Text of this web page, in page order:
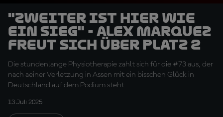
"Zweiter ist hier wie
ein Sieg" - Alex Marquez
freut sich über Platz 2
Die stundenlange Physiotherapie zahlt sich für die #73 aus, der
nach aeiner Verletzung in Assen mit ein bisschen Glück in
Deutschland auf dem Podium steht
13 Juli 2025